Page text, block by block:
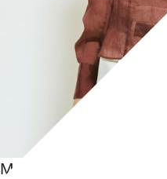
MOGA Collection